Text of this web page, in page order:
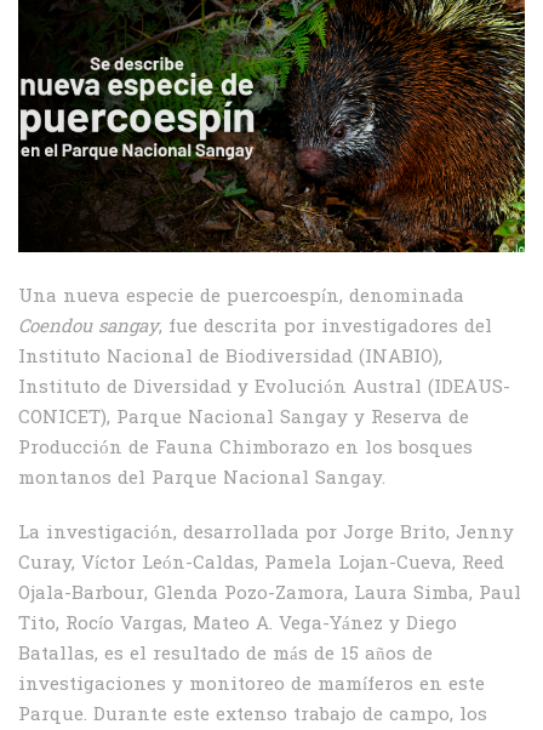
Una nueva especie de puercoespín, denominada
Coendou sangay, fue descrita por investigadores del
Instituto Nacional de Biodiversidad (INABIO),
Instituto de Diversidad y Evolución Austral (IDEAUS-
CONICET), Parque Nacional Sangay y Reserva de
Producción de Fauna Chimborazo en los bosques
montanos del Parque Nacional Sangay.
La investigación, desarrollada por Jorge Brito, Jenny
Curay, Víctor León-Caldas, Pamela Lojan-Cueva, Reed
Ojala-Barbour, Glenda Pozo-Zamora, Laura Simba, Paul
Tito, Rocío Vargas, Mateo A. Vega-Yánez y Diego
Batallas, es el resultado de más de 15 años de
investigaciones y monitoreo de mamíferos en este
Parque. Durante este extenso trabajo de campo, los